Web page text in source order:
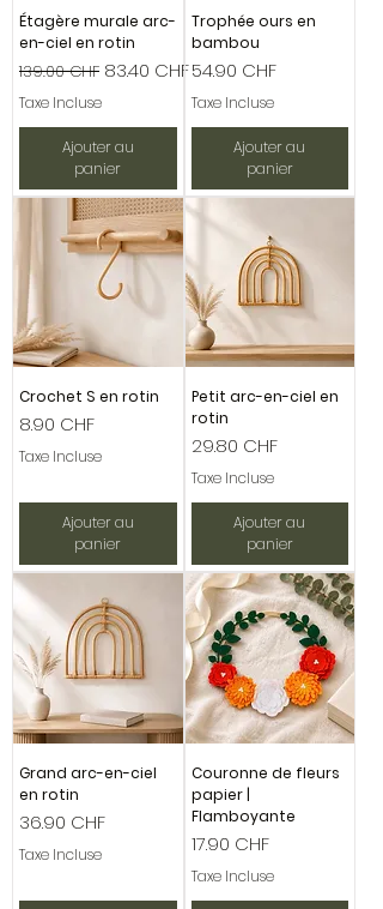
Étagère murale arc-
en-ciel en rotin
Prix original
139.00 CHF Prix promotionnel
83.40 CHF
Taxe Incluse
Ajouter au
panier
Trophée ours en
bambou
Prix
54.90 CHF
Taxe Incluse
Ajouter au
panier
Crochet S en rotin
Prix
8.90 CHF
Taxe Incluse
Ajouter au
panier
Petit arc-en-ciel en
rotin
Prix
29.80 CHF
Taxe Incluse
Ajouter au
panier
Grand arc-en-ciel
en rotin
Prix
36.90 CHF
Taxe Incluse
Couronne de fleurs
papier |
Flamboyante
Prix
17.90 CHF
Taxe Incluse